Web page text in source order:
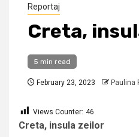
Reportaj
Creta,
5 min read
February 23, 2023 Paulina
Views Counter: 46
Creta, insula zeilor